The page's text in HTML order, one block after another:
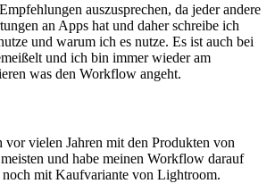
auszusprechen, da jeder andere
an Apps hat und daher schreibe ich
und warum ich es nutze. Es ist auch bei
und ich bin immer wieder am
was den Workflow angeht.
vor vielen Jahren mit den Produkten von
und habe meinen Workflow darauf
noch mit Kaufvariante von Lightroom.